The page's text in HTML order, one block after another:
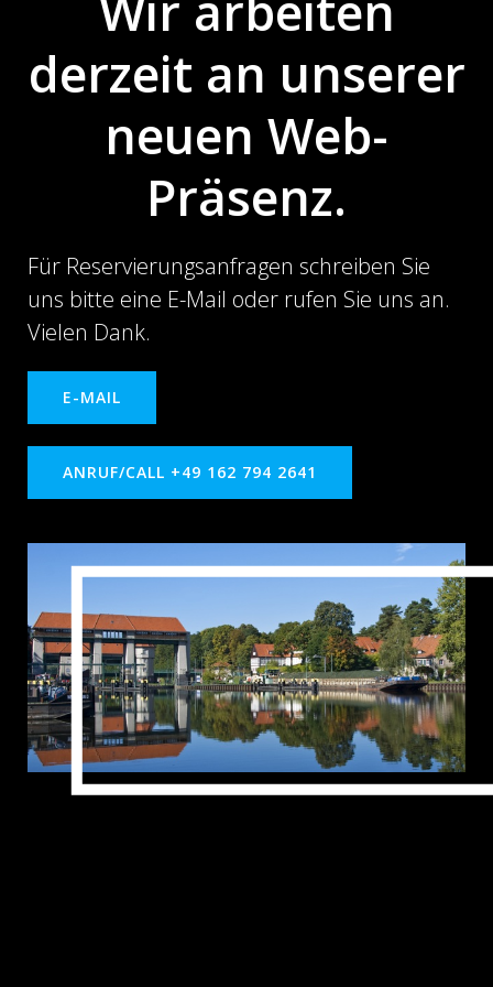
derzeit an unserer
neuen Web-
Präsenz.
Für Reservierungsanfragen schreiben Sie
uns bitte eine E-Mail oder rufen Sie uns an.
Vielen Dank.
E-MAIL
ANRUF/CALL +49 162 794 2641